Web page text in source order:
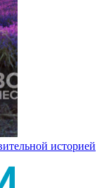
историей